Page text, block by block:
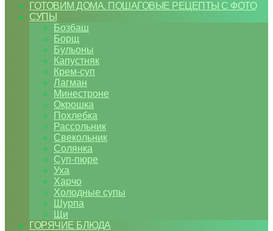
ГОТОВИМ ДОМА. ПОШАГОВЫЕ РЕЦЕПТЫ С ФОТО
СУПЫ
Бозбаш
Борщ
Бульоны
Капустняк
Крем-суп
Лагман
Минестроне
Окрошка
Похлебка
Рассольник
Свекольник
Солянка
Суп-пюре
Уха
Харчо
Холодные супы
Шурпа
Щи
ГОРЯЧИЕ БЛЮДА